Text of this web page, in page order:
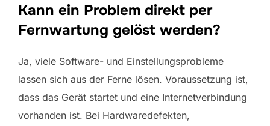
Kann ein Problem direkt per
Fernwartung gelöst werden?
Ja, viele Software- und Einstellungsprobleme
lassen sich aus der Ferne lösen. Voraussetzung ist,
dass das Gerät startet und eine Internetverbindung
vorhanden ist. Bei Hardwaredefekten,